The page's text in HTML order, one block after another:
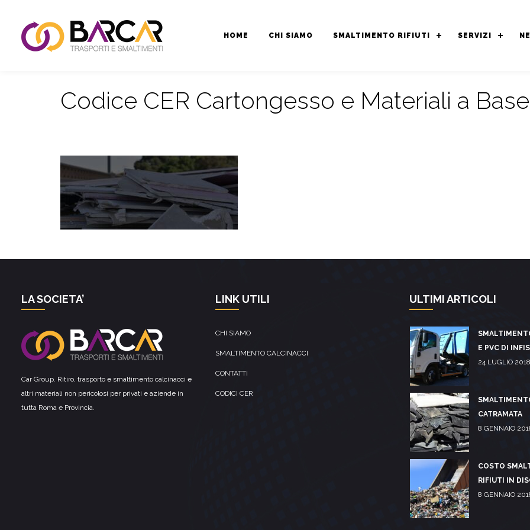
HOME CHI SIAMO SMALTIMENTO RIFIUTI SERVIZI
Codice CER Cartongesso e Materiali a
LA SOCIETA’
Car Group. Ritiro, trasporto e smaltimento calcinacci e
altri materiali non pericolosi per privati e aziende in
tutta Roma e Provincia.
LINK UTILI
CHI SIAMO
SMALTIMENTO CALCINACCI
CONTATTI
CODICI CER
ULTIMI ARTICOLI
E PVC DI
24 LUGLIO 2018
CATRAMATA
8 GENNAIO
COSTO
RIFIUTI IN
8 GENNAIO